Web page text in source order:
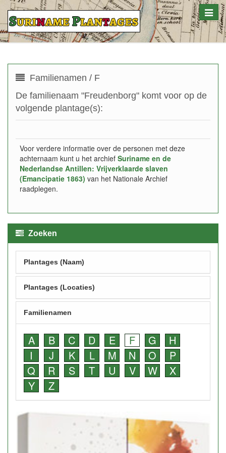
Toggle
Familienamen / F
De familienaam "Freudenborg" komt voor op de
volgende plantage(s):
Voor verdere informatie over de personen met deze
achternaam kunt u het archief Suriname en de
Nederlandse Antillen: Vrijverklaarde slaven
(Emancipatie 1863) van het Nationale Archief
raadplegen.
Zoeken
Plantages (Naam)
Plantages (Locaties)
Familienamen
A B C D E F G
H
I
J K L M N O
P
Q
R S T U V W
X
Y
Z